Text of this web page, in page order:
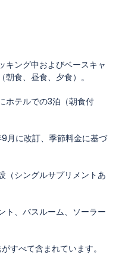
キング中およびベースキャ
食、昼食、夕食）。
ホテルでの3泊（朝食付
月に改訂、季節料金に基づ
（シングルサプリメントあ
ト、バスルーム、ソーラー
すべて含まれています。